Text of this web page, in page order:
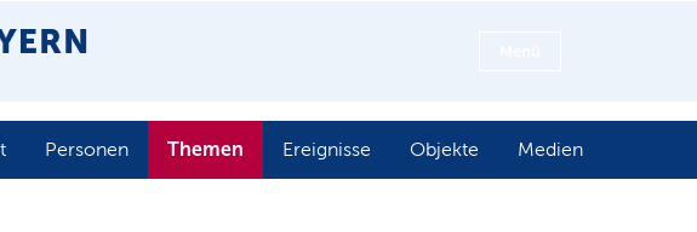
Personen Themen Ereignisse Objekte Medien